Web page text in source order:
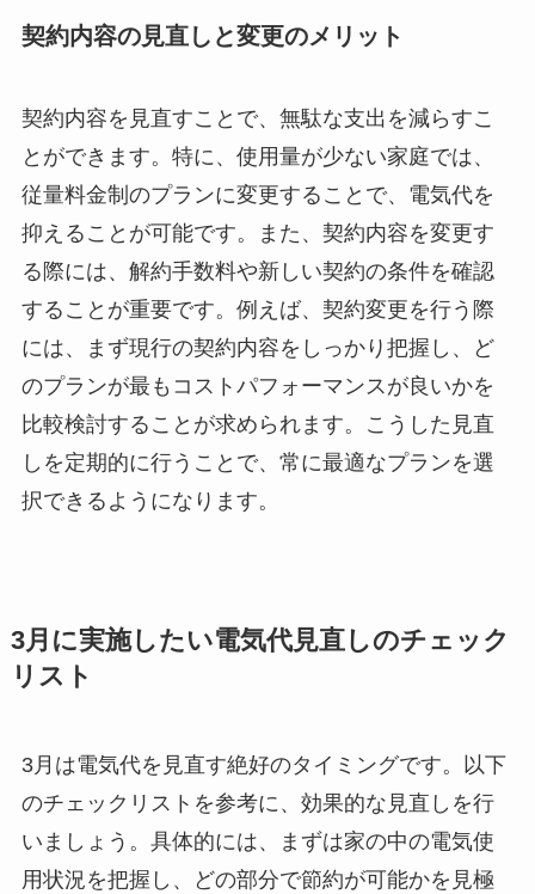
契約内容の見直しと変更のメリット
契約内容を見直すことで、無駄な支出を減らすこ
とができます。特に、使用量が少ない家庭では、
従量料金制のプランに変更することで、電気代を
抑えることが可能です。また、契約内容を変更す
る際には、解約手数料や新しい契約の条件を確認
することが重要です。例えば、契約変更を行う際
には、まず現行の契約内容をしっかり把握し、ど
のプランが最もコストパフォーマンスが良いかを
比較検討することが求められます。こうした見直
しを定期的に行うことで、常に最適なプランを選
択できるようになります。
3月に実施したい電気代見直しのチェック
リスト
3月は電気代を見直す絶好のタイミングです。以下
のチェックリストを参考に、効果的な見直しを行
いましょう。具体的には、まずは家の中の電気使
用状況を把握し、どの部分で節約が可能かを見極